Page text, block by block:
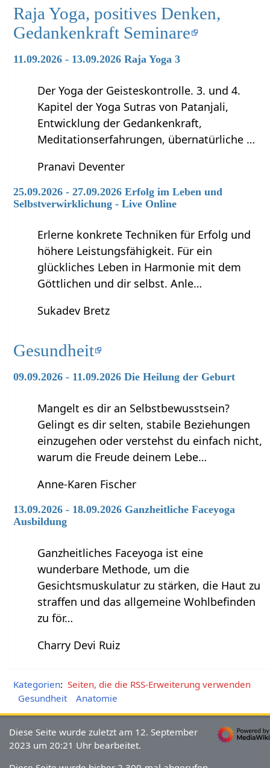
Raja Yoga, positives Denken,
Gedankenkraft Seminare
11.09.2026 - 13.09.2026 Raja Yoga 3
Der Yoga der Geisteskontrolle. 3. und 4.
Kapitel der Yoga Sutras von Patanjali,
Entwicklung der Gedankenkraft,
Meditationserfahrungen, übernatürliche …
Pranavi Deventer
25.09.2026 - 27.09.2026 Erfolg im Leben und
Selbstverwirklichung - Live Online
Erlerne konkrete Techniken für Erfolg und
höhere Leistungsfähigkeit. Für ein
glückliches Leben in Harmonie mit dem
Göttlichen und dir selbst. Anle…
Sukadev Bretz
Gesundheit
09.09.2026 - 11.09.2026 Die Heilung der Geburt
Mangelt es dir an Selbstbewusstsein?
Gelingt es dir selten, stabile Beziehungen
einzugehen oder verstehst du einfach nicht,
warum die Freude deinem Lebe…
Anne-Karen Fischer
13.09.2026 - 18.09.2026 Ganzheitliche Faceyoga
Ausbildung
Ganzheitliches Faceyoga ist eine
wunderbare Methode, um die
Gesichtsmuskulatur zu stärken, die Haut zu
straffen und das allgemeine Wohlbefinden
zu för…
Charry Devi Ruiz
Kategorien: Seiten, die die RSS-Erweiterung verwenden
Gesundheit
Anatomie
Diese Seite wurde zuletzt am 12. September
2023 um 20:21 Uhr bearbeitet.